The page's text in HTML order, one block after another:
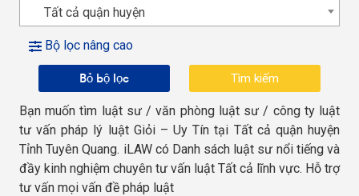
Tất cả quận huyện
Bộ lọc nâng cao
Bỏ bộ lọc
Bạn muốn tìm luật sư / văn phòng luật sư / công ty luật
tư vấn pháp lý luật Giỏi – Uy Tín tại Tất cả quận huyện
Tỉnh Tuyên Quang. iLAW có Danh sách luật sư nổi tiếng và
đầy kinh nghiệm chuyên tư vấn luật Tất cả lĩnh vực. Hỗ trợ
tư vấn mọi vấn đề pháp luật